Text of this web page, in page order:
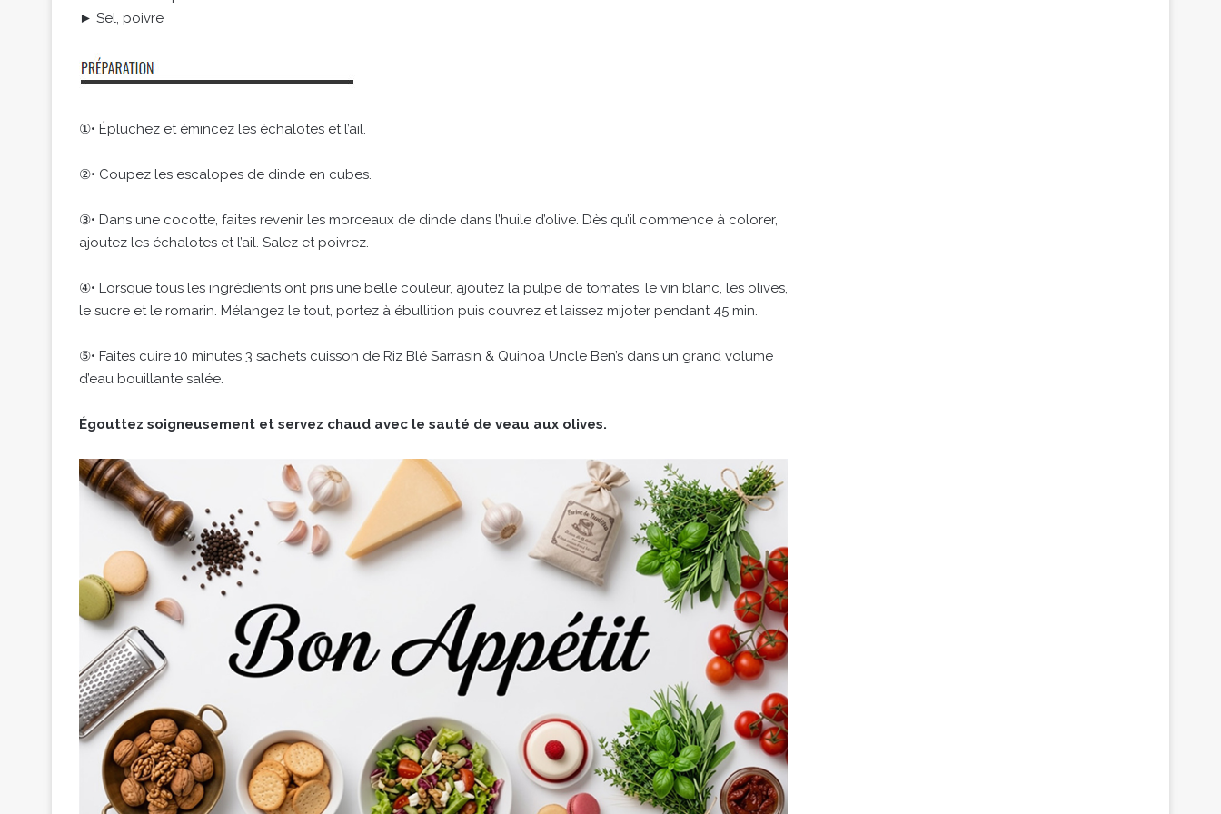
► Sel, poivre
①• Épluchez et émincez les échalotes et l’ail.
②• Coupez les escalopes de dinde en cubes.
③• Dans une cocotte, faites revenir les morceaux de dinde dans l’huile d’olive. Dès qu’il commence à colorer,
ajoutez les échalotes et l’ail. Salez et poivrez.
④• Lorsque tous les ingrédients ont pris une belle couleur, ajoutez la pulpe de tomates, le vin blanc, les olives,
le sucre et le romarin. Mélangez le tout, portez à ébullition puis couvrez et laissez mijoter pendant 45 min.
⑤• Faites cuire 10 minutes 3 sachets cuisson de Riz Blé Sarrasin & Quinoa Uncle Ben’s dans un grand volume
d’eau bouillante salée.
Égouttez soigneusement et servez chaud avec le sauté de veau aux olives.